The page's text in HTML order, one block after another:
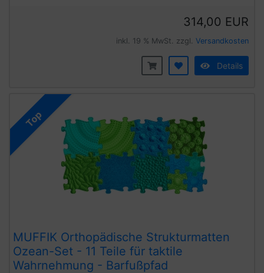
314,00 EUR
inkl. 19 % MwSt. zzgl. Versandkosten
Details
Top
MUFFIK Orthopädische Strukturmatten
Ozean-Set - 11 Teile für taktile
Wahrnehmung - Barfußpfad